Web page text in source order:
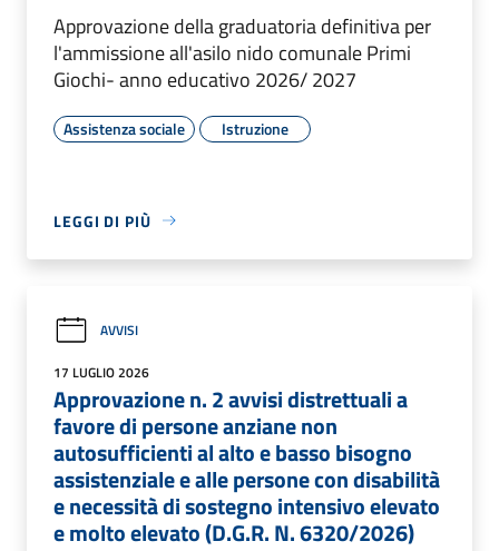
Approvazione della graduatoria definitiva per
l'ammissione all'asilo nido comunale Primi
Giochi- anno educativo 2026/ 2027
Assistenza sociale Istruzione
LEGGI DI PIÙ
AVVISI
17 LUGLIO 2026
Approvazione n. 2 avvisi distrettuali a
favore di persone anziane non
autosufficienti al alto e basso bisogno
assistenziale e alle persone con disabilità
e necessità di sostegno intensivo elevato
e molto elevato (D.G.R. N. 6320/2026)